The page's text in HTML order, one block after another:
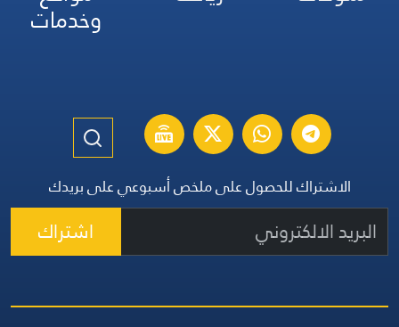
وخدمات
الاشتراك للحصول على ملخص أسبوعي على بريدك
اشتراك